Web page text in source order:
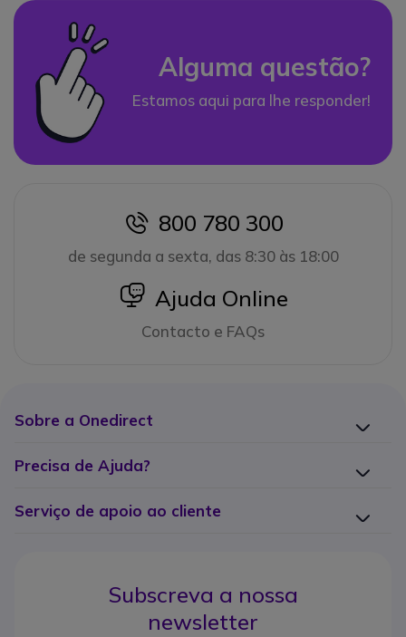
Alguma questão?
Estamos aqui para lhe responder!
icon
800 780 300
de segunda a sexta, das 8:30 às 18:00
icon
Ajuda Online
Contacto e FAQs
Sobre a Onedirect
Precisa de Ajuda?
Serviço de apoio ao cliente
Subscreva a nossa
newsletter